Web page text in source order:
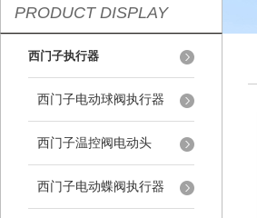
PRODUCT DISPLAY
西门子执行器
西门子电动球阀执行器
西门子温控阀电动头
西门子电动蝶阀执行器